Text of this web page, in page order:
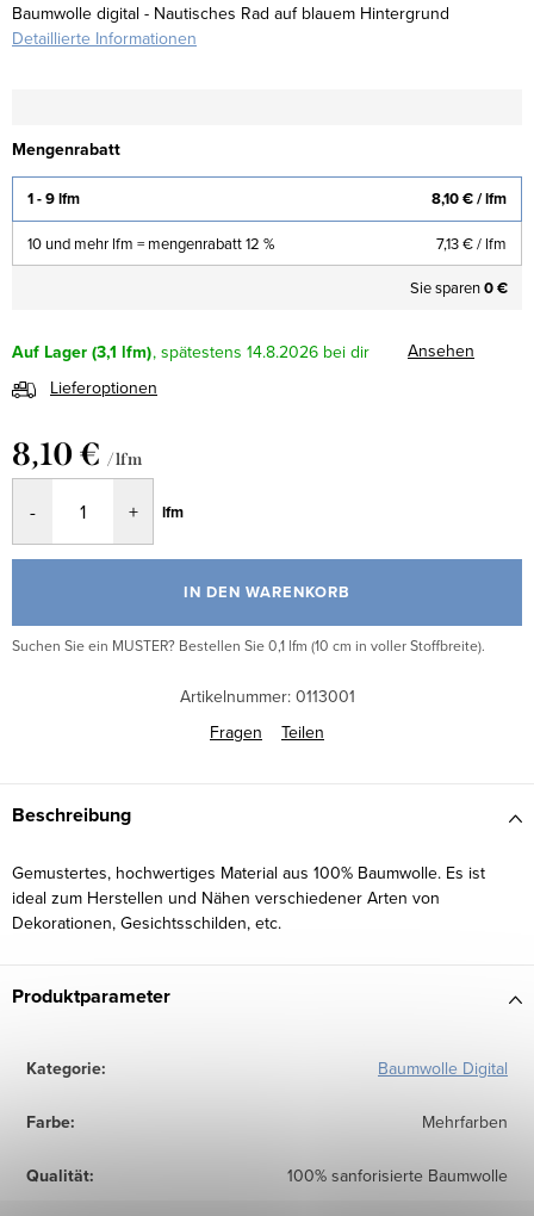
Baumwolle digital - Nautisches Rad auf blauem Hintergrund
Detaillierte Informationen
Mengenrabatt
1 - 9 lfm 8,10 €/ lfm
10 und mehr lfm = mengenrabatt 12 % 7,13 €/ lfm
Sie sparen0 €
Auf Lager(3,1 lfm) 14.8.2026
Ansehen
Lieferoptionen
8,10 € / lfm
lfm
IN DEN WARENKORB
Suchen Sie ein MUSTER? Bestellen Sie 0,1 lfm (10 cm in voller Stoffbreite).
Artikelnummer: 0113001
Fragen
Teilen
Beschreibung
Gemustertes, hochwertiges Material aus 100% Baumwolle. Es ist
ideal zum Herstellen und Nähen verschiedener Arten von
Dekorationen, Gesichtsschilden, etc.
Produktparameter
Kategorie: Baumwolle Digital
Farbe: Mehrfarben
Qualität: 100% sanforisierte Baumwolle